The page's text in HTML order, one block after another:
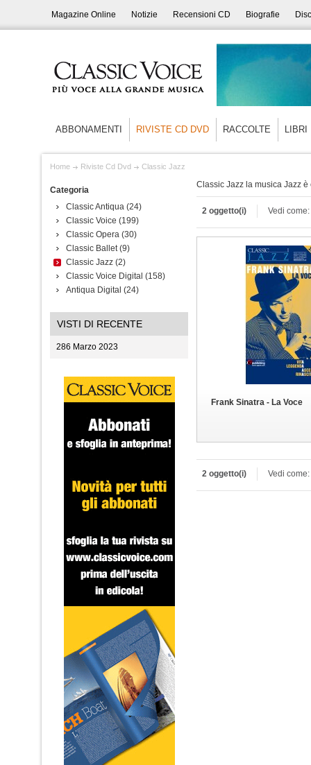
Magazine Online Notizie Recensioni CD Biografie
ABBONAMENTI RIVISTE CD DVD RACCOLTE LIBRI
Home Riviste Cd Dvd Classic Jazz
Categoria
Classic Antiqua (24)
Classic Voice (199)
Classic Opera (30)
Classic Ballet(9)
Classic Jazz (2)
Classic Voice Digital (158)
Antiqua Digital (24)
VISTI DI RECENTE
286 Marzo 2023
Classic Jazz la musica Jazz
2 oggetto(i) Vedi come:
Frank Sinatra - La Voce
2 oggetto(i) Vedi come: